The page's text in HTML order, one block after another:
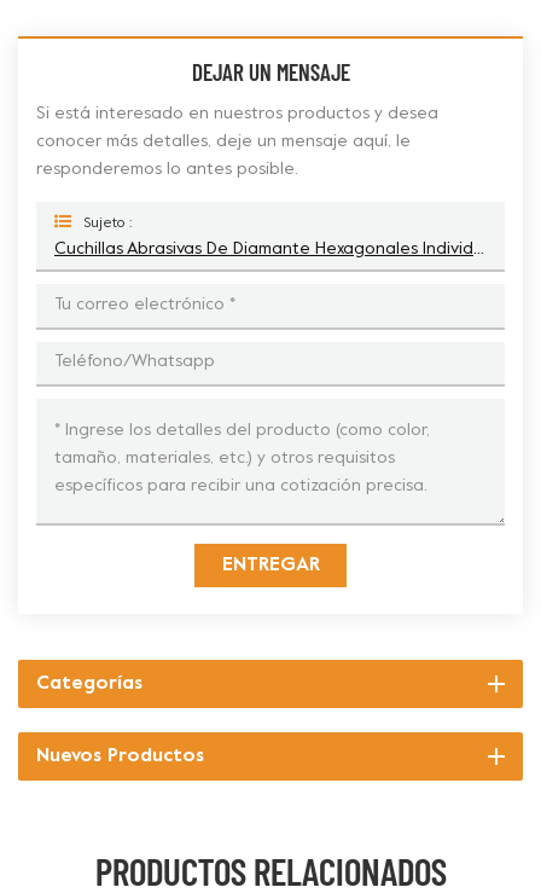
DEJAR UN MENSAJE
Si está interesado en nuestros productos y desea
conocer más detalles, deje un mensaje aquí, le
responderemos lo antes posible.
Sujeto :
Cuchillas Abrasivas De Diamante Hexagonales Individuales Trapezoidales OEM Mosdan Para Hormigón
ENTREGAR
Categorías
Nuevos Productos
PRODUCTOS RELACIONADOS